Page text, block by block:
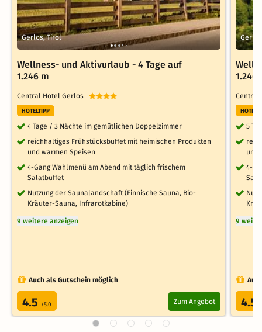
Gerlos, Tirol
Wellness- und Aktivurlaub - 4 Tage auf
1.246 m
Central Hotel Gerlos
HOTELTIPP
4 Tage / 3 Nächte im gemütlichen Doppelzimmer
reichhaltiges Frühstücksbuffet mit heimischen Produkten
und warmen Speisen
4-Gang Wahlmenü am Abend mit täglich frischem
Salatbuffet
Nutzung der Saunalandschaft (Finnische Sauna, Bio-
Kräuter-Sauna, Infrarotkabine)
9 weitere anzeigen
Auch als Gutschein möglich
4.5 /5.0 Zum Angebot
1.246
5
und
4-
9
4.5